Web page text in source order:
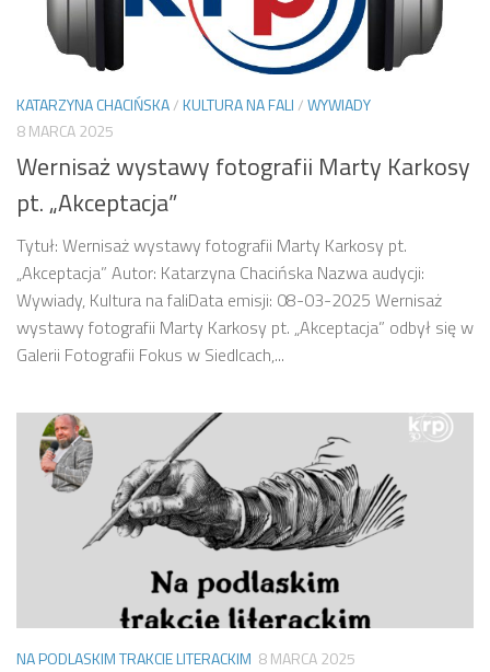
KATARZYNA CHACIŃSKA/KULTURA NA FALI/WYWIADY
8 MARCA 2025
Wernisaż wystawy fotografii Marty Karkosy
pt. „Akceptacja”
Tytuł: Wernisaż wystawy fotografii Marty Karkosy pt.
„Akceptacja” Autor: Katarzyna Chacińska Nazwa audycji:
Wywiady, Kultura na faliData emisji: 08-03-2025 Wernisaż
wystawy fotografii Marty Karkosy pt. „Akceptacja” odbył się w
Galerii Fotografii Fokus w Siedlcach,...
NA PODLASKIM TRAKCIE LITERACKIM 8 MARCA 2025